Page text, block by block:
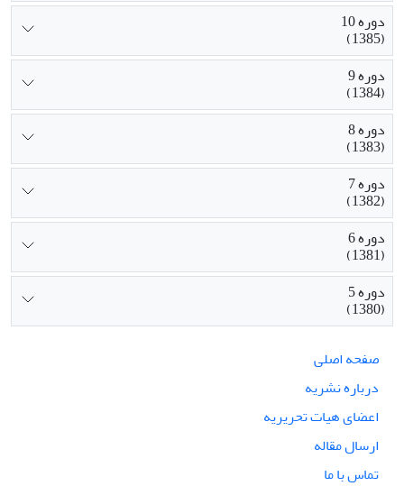
دوره 10
(1385)
دوره 9
(1384)
دوره 8
(1383)
دوره 7
(1382)
دوره 6
(1381)
دوره 5
(1380)
صفحه اصلی
درباره نشریه
اعضای هیات تحریریه
ارسال مقاله
تماس با ما